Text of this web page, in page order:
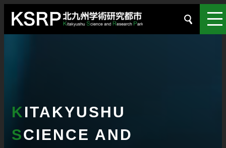
KITAKYUSHU
SCIENCE AND